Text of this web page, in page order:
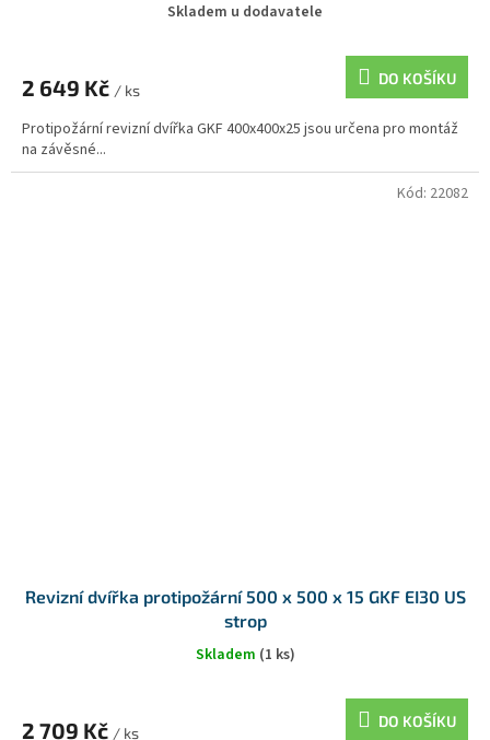
Skladem u dodavatele
2 649 Kč / ks
DO KOŠÍKU
Protipožární revizní dvířka GKF 400x400x25 jsou určena pro montáž
na závěsné...
Revizní dvířka protipožární 500 x 500 x 15 GKF EI30 US
strop
Skladem (1 ks)
2 709 Kč / ks
DO KOŠÍKU
Kód: 22082